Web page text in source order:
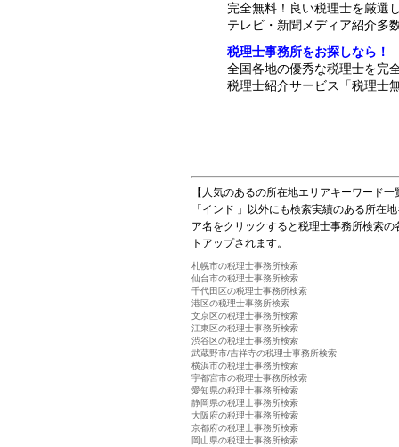
完全無料！良い税理士を厳選
テレビ・新聞メディア紹介多
税理士事務所をお探しなら！
全国各地の優秀な税理士を完
税理士紹介サービス「税理士
【人気のあるの所在地エリアキーワード一
「インド 」以外にも検索実績のある所在
ア名をクリックすると税理士事務所検索
トアップされます。
札幌市の税理士事務所検索
仙台市の税理士事務所検索
千代田区の税理士事務所検索
港区の税理士事務所検索
文京区の税理士事務所検索
江東区の税理士事務所検索
渋谷区の税理士事務所検索
武蔵野市/吉祥寺の税理士事務所検索
横浜市の税理士事務所検索
宇都宮市の税理士事務所検索
愛知県の税理士事務所検索
静岡県の税理士事務所検索
大阪府の税理士事務所検索
京都府の税理士事務所検索
岡山県の税理士事務所検索